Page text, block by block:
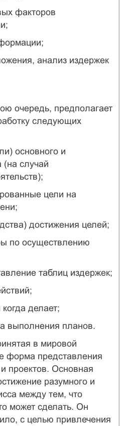
факторов
анализ издержек
очередь, предполагает
следующих
основного и
(на случай
цели на
достижения целей;
по осуществлению
таблиц издержек;
делает;
выполнения планов.
в мировой
форма представления
проектов. Основная
разумного и
между тем, что
может сделать. Он
с целью привлечения